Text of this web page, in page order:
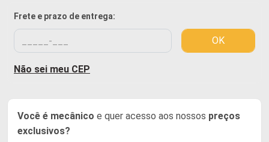
Frete e prazo de entrega:
OK
Não sei meu CEP
Você é mecânico e quer acesso aos nossos preços
exclusivos?